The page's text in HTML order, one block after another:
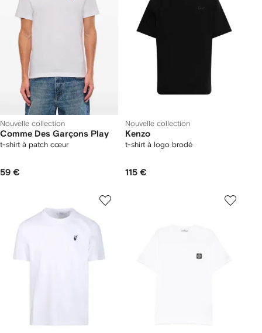
Nouvelle collection
Comme Des Garçons Play
t-shirt à patch cœur
59 €
Nouvelle collection
Kenzo
t-shirt à logo brodé
115 €